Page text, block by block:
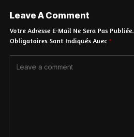
Leave A Comment
Votre Adresse E-Mail Ne Sera Pas Publiée.
Obligatoires Sont Indiqués Avec *